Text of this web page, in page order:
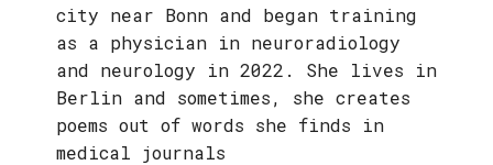
city near Bonn and began training
as a physician in neuroradiology
and neurology in 2022. She lives in
Berlin and sometimes, she creates
poems out of words she finds in
medical journals